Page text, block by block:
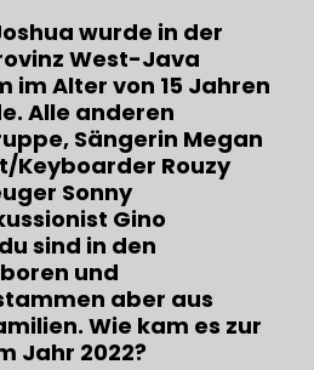
wurde in der
West-Java
im Alter von 15 Jahren
Alle anderen
Sängerin Megan
Keyboarder Rouzy
Sonny
Gino
sind in den
und
aber aus
Wie kam es zur
Jahr 2022?